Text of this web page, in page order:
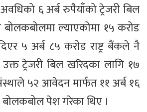
६ अर्ब रुपैयाँको ट्रेजरी बिल
ल्याएकोमा १५ करोड
५ अर्ब ८५ करोड राष्ट्र बैंकले नै
ट्रेजरी बिल खरिदका लागि १७
५२ आवेदन मार्फत ११ अर्ब १६
पेश गरेका थिए ।